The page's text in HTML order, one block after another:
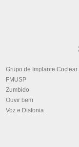
Grupo de Implante Coclear
FMUSP
Zumbido
Ouvir bem
Voz e Disfonia